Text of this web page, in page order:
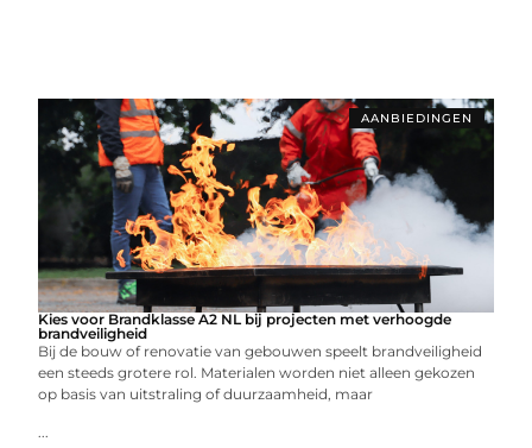
AANBIEDINGEN
Kies voor Brandklasse A2 NL bij projecten met verhoogde
brandveiligheid
Bij de bouw of renovatie van gebouwen speelt brandveiligheid
een steeds grotere rol. Materialen worden niet alleen gekozen
op basis van uitstraling of duurzaamheid, maar
...